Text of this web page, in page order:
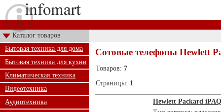
Каталог товаров
Бытовая техника для дома
Бытовая техника для кухни
Климатическая техника
Видеотехника
Аудиотехника
Сотовые телефоны Hewlett
Товаров: 7
Страницы: 1
Hewlett Packard